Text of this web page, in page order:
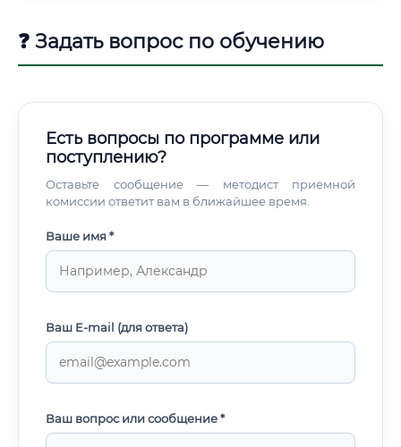
❓ Задать вопрос по обучению
Есть вопросы по программе или
поступлению?
Оставьте сообщение — методист приемной
комиссии ответит вам в ближайшее время.
Ваше имя *
Ваш E-mail (для ответа)
Ваш вопрос или сообщение *